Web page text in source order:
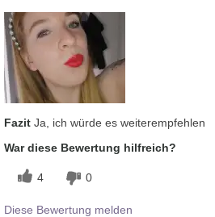
Fazit Ja, ich würde es weiterempfehlen
War diese Bewertung hilfreich?
4 0
Diese Bewertung melden